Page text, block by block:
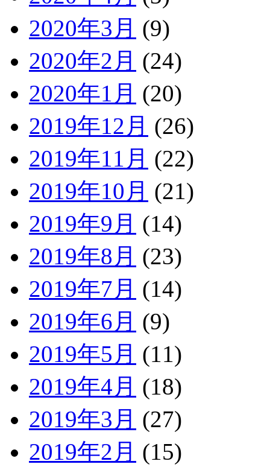
2020年3月 (9)
2020年2月 (24)
2020年1月 (20)
2019年12月 (26)
2019年11月 (22)
2019年10月 (21)
2019年9月 (14)
2019年8月 (23)
2019年7月 (14)
2019年6月 (9)
2019年5月 (11)
2019年4月 (18)
2019年3月 (27)
2019年2月 (15)